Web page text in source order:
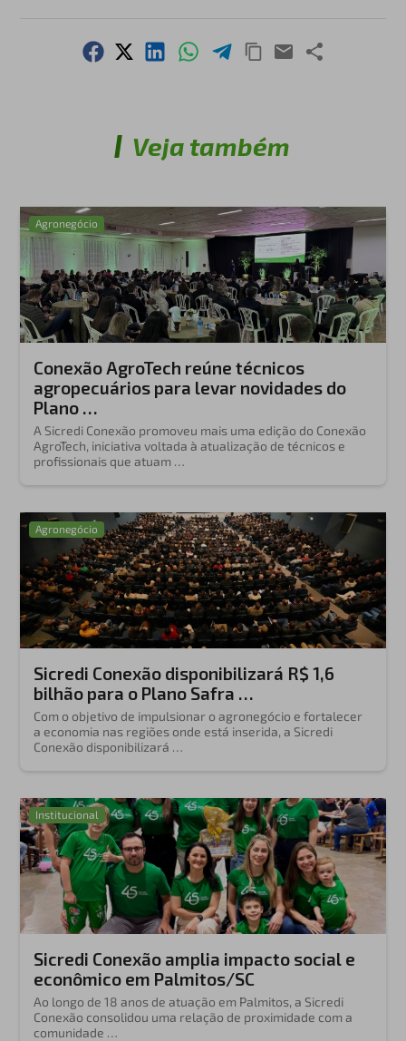
Veja também
Agronegócio
Conexão AgroTech reúne técnicos
agropecuários para levar novidades do
Plano …
A Sicredi Conexão promoveu mais uma edição do Conexão
AgroTech, iniciativa voltada à atualização de técnicos e
profissionais que atuam …
Agronegócio
Sicredi Conexão disponibilizará R$ 1,6
bilhão para o Plano Safra …
Com o objetivo de impulsionar o agronegócio e fortalecer
a economia nas regiões onde está inserida, a Sicredi
Conexão disponibilizará …
Institucional
Sicredi Conexão amplia impacto social e
econômico em Palmitos/SC
Ao longo de 18 anos de atuação em Palmitos, a Sicredi
Conexão consolidou uma relação de proximidade com a
comunidade …